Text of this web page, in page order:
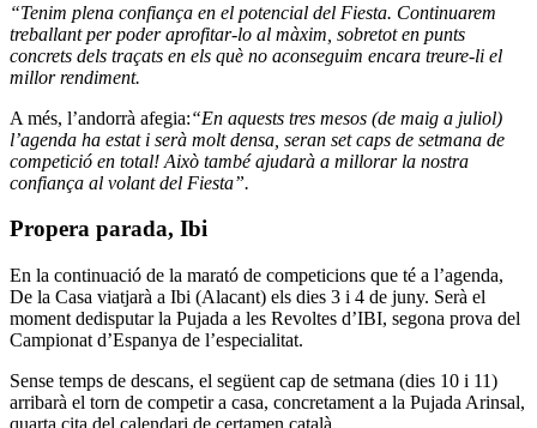
“Tenim plena confiança en el potencial del Fiesta. Continuarem
treballant per poder aprofitar-lo al màxim, sobretot en punts
concrets dels traçats en els què no aconseguim encara treure-li el
millor rendiment.
A més, l’andorrà afegia:“En aquests tres mesos (de maig a juliol)
l’agenda ha estat i serà molt densa, seran set caps de setmana de
competició en total! Això també ajudarà a millorar la nostra
confiança al volant del Fiesta”.
Propera parada, Ibi
En la continuació de la marató de competicions que té a l’agenda,
De la Casa viatjarà a Ibi (Alacant) els dies 3 i 4 de juny. Serà el
moment dedisputar la Pujada a les Revoltes d’IBI, segona prova del
Campionat d’Espanya de l’especialitat.
Sense temps de descans, el següent cap de setmana (dies 10 i 11)
arribarà el torn de competir a casa, concretament a la Pujada Arinsal,